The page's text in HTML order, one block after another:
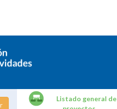
Listado general de